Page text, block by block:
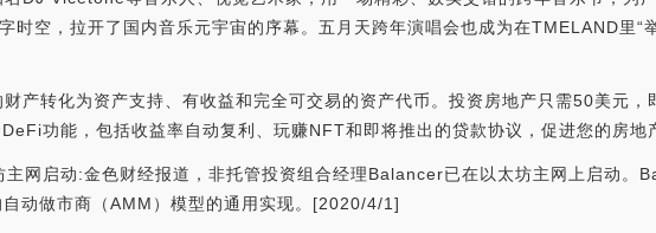
时空，拉开了国内音乐元宇宙的序幕。五月天跨年演唱会也成为在TMELAND里“
产转化为资产支持、有收益和完全可交易的资产代币。投资房地产只需50美元，
功能，包括收益率自动复利、玩赚NFT和即将推出的贷款协议，促进您的房地
网启动:金色财经报道，非托管投资组合经理Balancer已在以太坊主网上启动。
动做市商（AMM）模型的通用实现。[2020/4/1]